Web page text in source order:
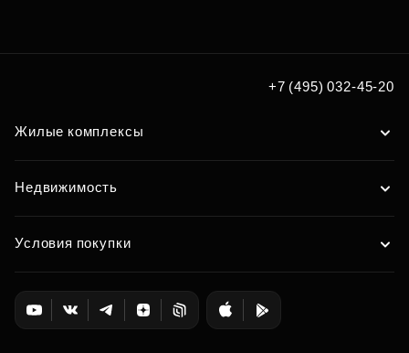
+7 (495) 032-45-20
Жилые комплексы
Недвижимость
Условия покупки